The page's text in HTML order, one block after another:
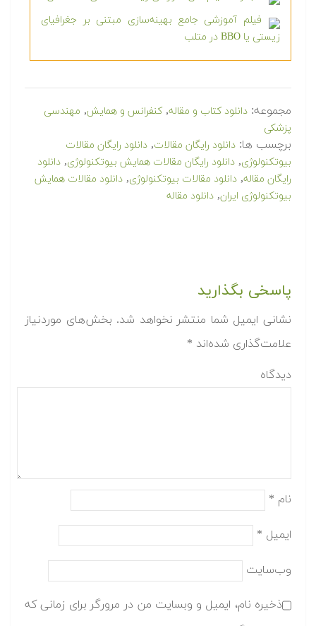
فیلم آموزشی جامع بهینه‌سازی مبتنی بر جغرافیای
زیستی یا BBO در متلب
مجموعه: دانلود کتاب و مقاله,کنفرانس و همایش, مهندسی
پزشکی
برچسب ها: دانلود رایگان مقالات, دانلود رایگان مقالات
بیوتکنولوژی, دانلود رایگان مقالات همایش بیوتکنولوژی, دانلود
رایگان مقاله, دانلود مقالات بیوتکنولوژی, دانلود مقالات همایش
بیوتکنولوژی ایران, دانلود مقاله
پاسخی بگذارید
نشانی ایمیل شما منتشر نخواهد شد. بخش‌های موردنیاز
علامت‌گذاری شده‌اند *
دیدگاه
نام *
ایمیل *
وب‌سایت
ذخیره نام، ایمیل و وبسایت من در مرورگر برای زمانی که